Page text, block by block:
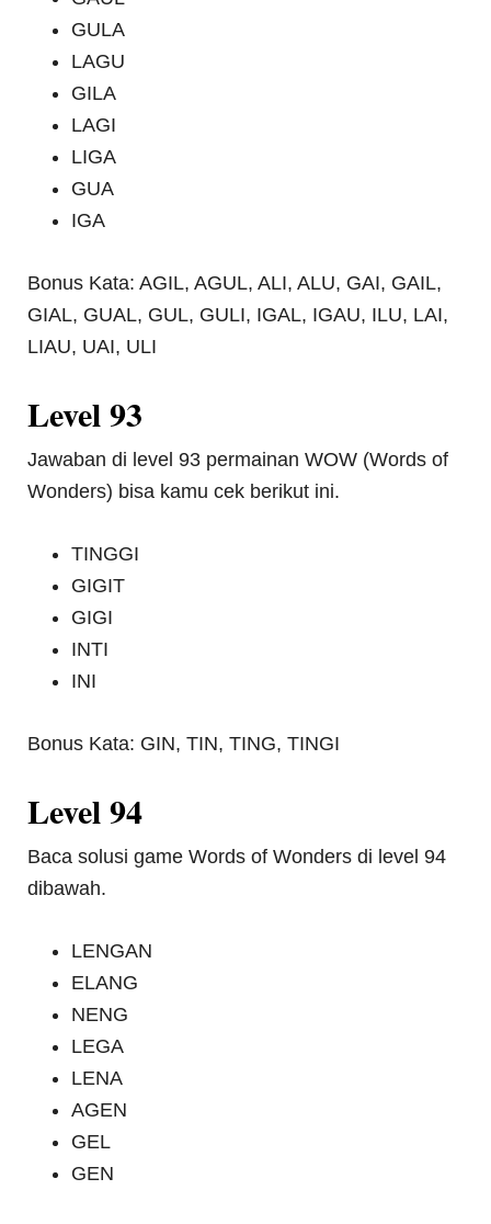
GULA
LAGU
GILA
LAGI
LIGA
GUA
IGA
Bonus Kata: AGIL, AGUL, ALI, ALU, GAI, GAIL,
GIAL, GUAL, GUL, GULI, IGAL, IGAU, ILU, LAI,
LIAU, UAI, ULI
Level 93
Jawaban di level 93 permainan WOW (Words of
Wonders) bisa kamu cek berikut ini.
TINGGI
GIGIT
GIGI
INTI
INI
Bonus Kata: GIN, TIN, TING, TINGI
Level 94
Baca solusi game Words of Wonders di level 94
dibawah.
LENGAN
ELANG
NENG
LEGA
LENA
AGEN
GEL
GEN